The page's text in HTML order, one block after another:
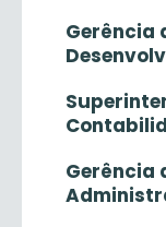
Gerência
Gerência